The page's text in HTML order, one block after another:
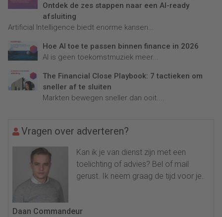
Ontdek de zes stappen naar een AI-ready
afsluiting
Artificial Intelligence biedt enorme kansen...
Hoe AI toe te passen binnen finance in 2026
AI is geen toekomstmuziek meer...
The Financial Close Playbook: 7 tactieken om
sneller af te sluiten
Markten bewegen sneller dan ooit....
Vragen over adverteren?
Kan ik je van dienst zijn met een
toelichting of advies? Bel of mail
gerust. Ik neem graag de tijd voor je.
Daan Commandeur